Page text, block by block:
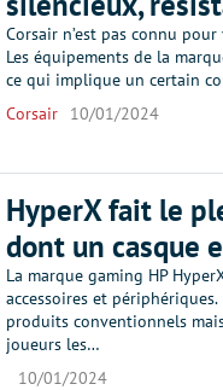
Corsair n’est pas connu
Les équipements de la
ce qui implique un certain
Corsair
10/01/2024
HyperX fait le
dont un casque
La marque gaming HP
accessoires et
produits conventionnels
joueurs les…
10/01/2024